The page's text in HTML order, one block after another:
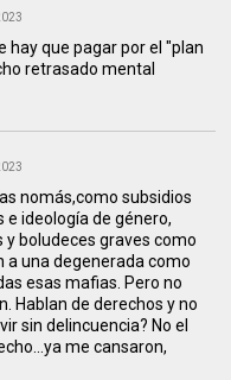
hay que pagar por el "plan
retrasado mental
nomás,como subsidios
e ideología de género,
y boludeces graves como
a una degenerada como
esas mafias. Pero no
Hablan de derechos y no
sin delincuencia? No el
me cansaron,